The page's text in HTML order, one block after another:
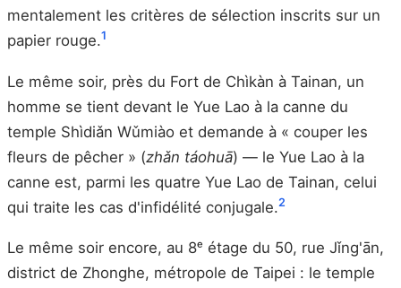
mentalement les critères de sélection inscrits sur un
papier rouge.1
Le même soir, près du Fort de Chìkàn à Tainan, un
homme se tient devant le Yue Lao à la canne du
temple Shìdiǎn Wǔmiào et demande à « couper les
fleurs de pêcher » (zhǎn táohuā) — le Yue Lao à la
canne est, parmi les quatre Yue Lao de Tainan, celui
qui traite les cas d'infidélité conjugale.2
Le même soir encore, au 8ᵉ étage du 50, rue Jǐng'ān,
district de Zhonghe, métropole de Taipei : le temple